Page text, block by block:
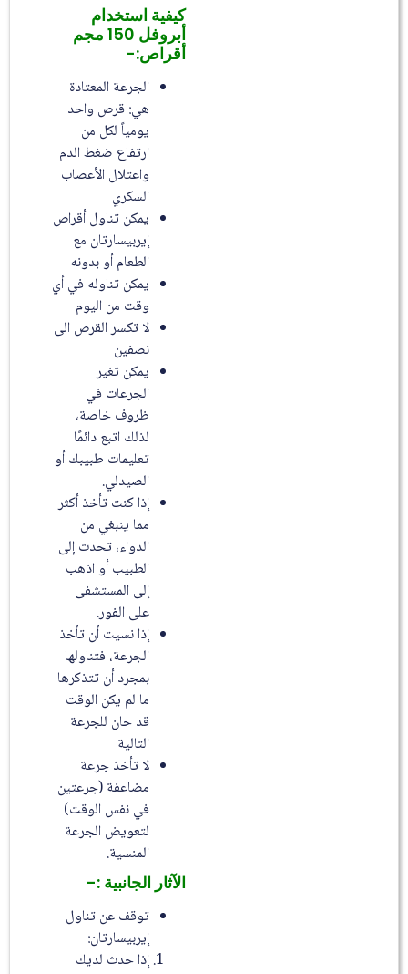
كيفية استخدام
أبروفل 150 مجم
أقراص:-
الجرعة المعتادة
هي: قرص واحد
يومياً لكل من
ارتفاع ضغط الدم
واعتلال الأعصاب
السكري
يمكن تناول أقراص
إيربيسارتان مع
الطعام أو بدونه
يمكن تناوله في أي
وقت من اليوم
لا تكسر القرص الى
نصفين
يمكن تغير
الجرعات في
ظروف خاصة،
لذلك اتبع دائمًا
تعليمات طبيبك أو
الصيدلي.
إذا كنت تأخذ أكثر
مما ينبغي من
الدواء، تحدث إلى
الطبيب أو اذهب
إلى المستشفى
على الفور.
إذا نسيت أن تأخذ
الجرعة، فتناولها
بمجرد أن تتذكرها
ما لم يكن الوقت
قد حان للجرعة
التالية
لا تأخذ جرعة
مضاعفة (جرعتين
في نفس الوقت)
لتعويض الجرعة
المنسية.
الآثار الجانبية :-
توقف عن تناول
إيربيسارتان:
إذا حدث لديك